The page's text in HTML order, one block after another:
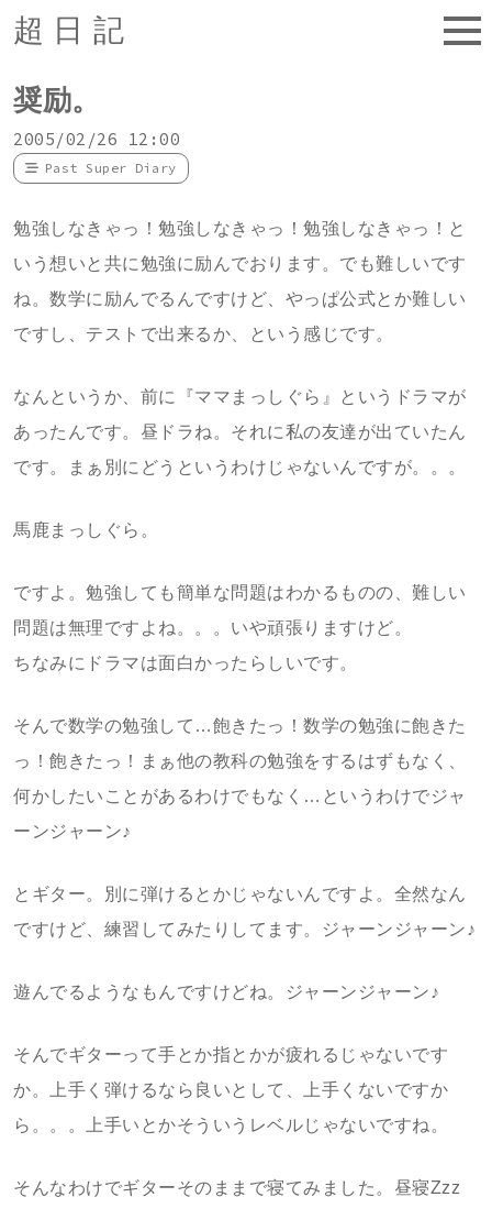
超日記
奨励。
2005/02/26 12:00
Past Super Diary
勉強しなきゃっ！勉強しなきゃっ！勉強しなきゃっ！と
いう想いと共に勉強に励んでおります。でも難しいです
ね。数学に励んでるんですけど、やっぱ公式とか難しい
ですし、テストで出来るか、という感じです。
なんというか、前に『ママまっしぐら』というドラマが
あったんです。昼ドラね。それに私の友達が出ていたん
です。まぁ別にどうというわけじゃないんですが。。。
馬鹿まっしぐら。
ですよ。勉強しても簡単な問題はわかるものの、難しい
問題は無理ですよね。。。いや頑張りますけど。
ちなみにドラマは面白かったらしいです。
そんで数学の勉強して…飽きたっ！数学の勉強に飽きた
っ！飽きたっ！まぁ他の教科の勉強をするはずもなく、
何かしたいことがあるわけでもなく…というわけでジャ
ーンジャーン♪
とギター。別に弾けるとかじゃないんですよ。全然なん
ですけど、練習してみたりしてます。ジャーンジャーン♪
遊んでるようなもんですけどね。ジャーンジャーン♪
そんでギターって手とか指とかが疲れるじゃないです
か。上手く弾けるなら良いとして、上手くないですか
ら。。。上手いとかそういうレベルじゃないですね。
そんなわけでギターそのままで寝てみました。昼寝Zzz